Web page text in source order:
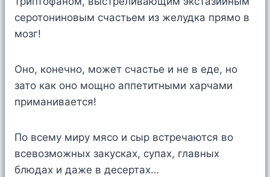
серотониновым счастьем из желудка прямо в
мозг!
Оно, конечно, может счастье и не в еде, но
зато как оно мощно аппетитными харчами
приманивается!
По всему миру мясо и сыр встречаются во
всевозможных закусках, супах, главных
блюдах и даже в десертах…